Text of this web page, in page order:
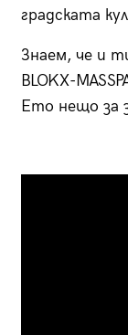
градската
Знаем, че и
BLOKX-
Ето нещо за